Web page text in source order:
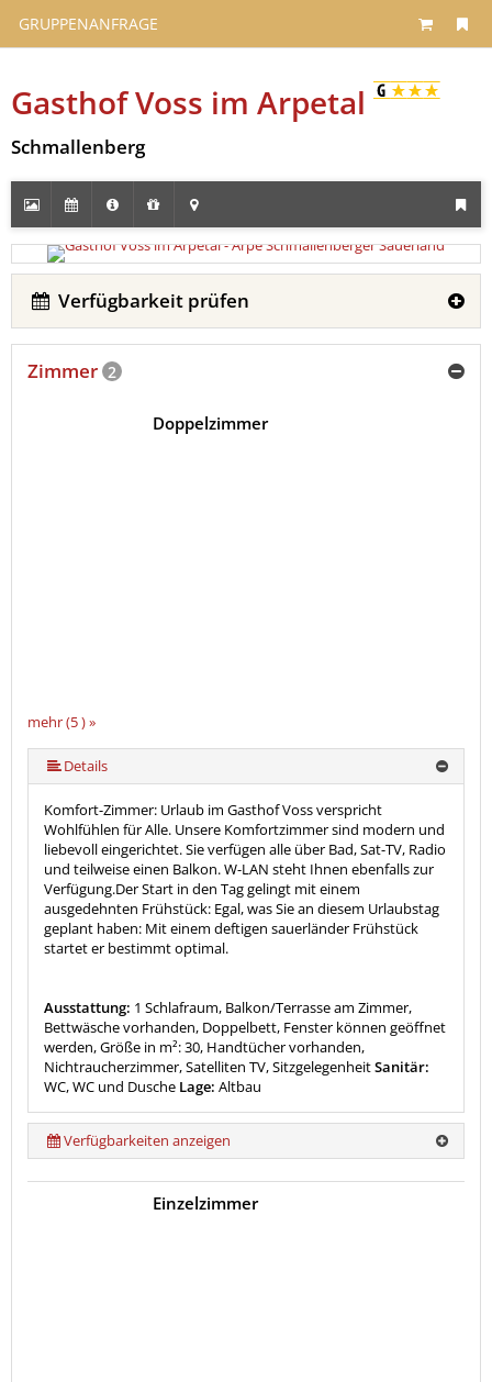
GRUPPENANFRAGE
Gasthof Voss im Arpetal
Schmallenberg
Verfügbarkeit prüfen
Zimmer 2
mehr (5 ) »
mehr (5 ) »
Doppelzimmer
Details
Komfort-Zimmer: Urlaub im Gasthof Voss verspricht
Wohlfühlen für Alle. Unsere Komfortzimmer sind modern und
liebevoll eingerichtet. Sie verfügen alle über Bad, Sat-TV, Radio
und teilweise einen Balkon. W-LAN steht Ihnen ebenfalls zur
Verfügung.Der Start in den Tag gelingt mit einem
ausgedehnten Frühstück: Egal, was Sie an diesem Urlaubstag
geplant haben: Mit einem deftigen sauerländer Frühstück
startet er bestimmt optimal.
Ausstattung: 1 Schlafraum, Balkon/Terrasse am Zimmer,
Bettwäsche vorhanden, Doppelbett, Fenster können geöffnet
werden, Größe in m²: 30, Handtücher vorhanden,
Nichtraucherzimmer, Satelliten TV, SitzgelegenheitSanitär:
WC, WC und Dusche Lage: Altbau
Verfügbarkeiten anzeigen
Einzelzimmer